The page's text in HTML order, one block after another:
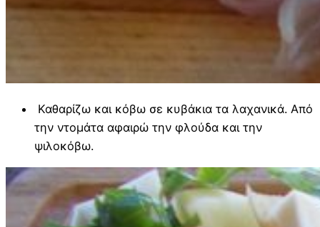
Καθαρίζω και κόβω σε κυβάκια τα λαχανικά. Από
την ντομάτα αφαιρώ την φλούδα και την
ψιλοκόβω.